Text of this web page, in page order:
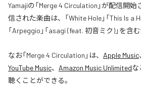
Yamajiの「Merge 4 Circulation」が配信開
信された楽曲は、「White Hole」「This Is a
「Arpeggio」「asagi (feat. 初音ミク)」を含
なお「Merge 4 Circulation 」は、 Apple Music
YouTube Music、 Amazon Music Unlimitedな
聴くことができる。